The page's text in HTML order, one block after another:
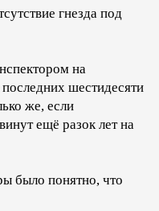
гнезда под
на
шестидесяти
же, если
ещё разок лет на
было понятно, что